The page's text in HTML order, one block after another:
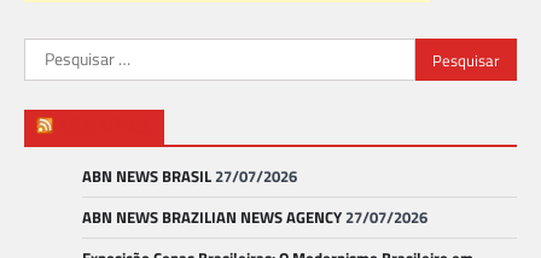
Pesquisar
por:
ABN NEWS BRASIL27/07/2026
ABN NEWS BRAZILIAN NEWS AGENCY27/07/2026